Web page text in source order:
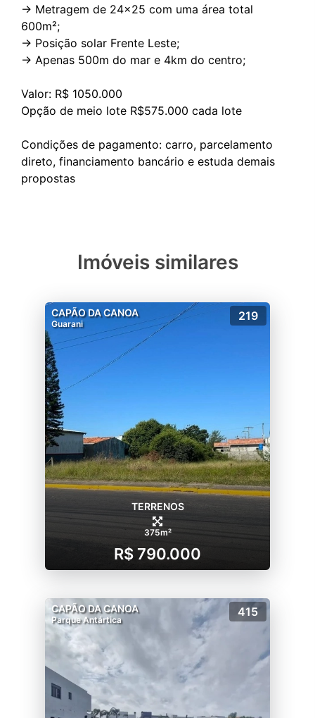
-> Metragem de 24x25 com uma área total
600m²;
-> Posição solar Frente Leste;
-> Apenas 500m do mar e 4km do centro;
Valor: R$ 1050.000
Opção de meio lote R$575.000 cada lote
Condições de pagamento: carro, parcelamento
direto, financiamento bancário e estuda demais
Imóveis similares
CAPÃO DA CANOA
Guarani
219
TERRENOS
375m²
R$ 790.000
CAPÃO DA CANOA
Parque Antártica
415